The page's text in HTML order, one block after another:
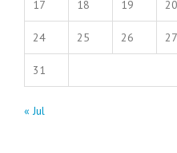
17 18 19 20
24 25 26 27
31
« Jul